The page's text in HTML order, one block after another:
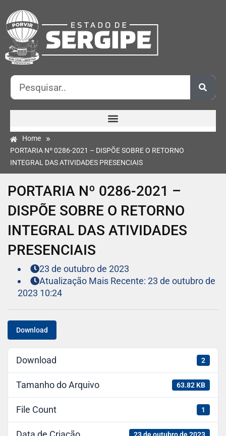
Home »
PORTARIA Nº 0286-2021 – DISPÕE SOBRE O RETORNO
INTEGRAL DAS ATIVIDADES PRESENCIAIS
PORTARIA Nº 0286-2021 –
DISPÕE SOBRE O RETORNO
INTEGRAL DAS ATIVIDADES
PRESENCIAIS
23 de outubro de 2023
Atualização Mais Recente: 23 de outubro de
2023 10:24
Download
Download 2
Tamanho do Arquivo 63.82 KB
File Count 1
23 de outubro de 2023